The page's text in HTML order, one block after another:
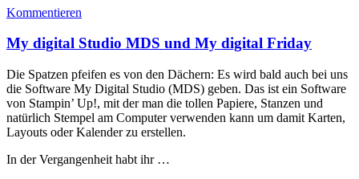
Kommentieren
My digital Studio MDS und My digital Friday
Die Spatzen pfeifen es von den Dächern: Es wird bald auch bei uns
die Software My Digital Studio (MDS) geben. Das ist ein Software
von Stampin’ Up!, mit der man die tollen Papiere, Stanzen und
natürlich Stempel am Computer verwenden kann um damit Karten,
Layouts oder Kalender zu erstellen.
In der Vergangenheit habt ihr …